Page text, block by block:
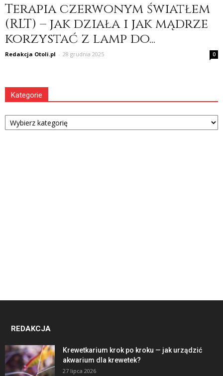
Terapia czerwonym światłem
(RLT) – jak działa i jak mądrze
korzystać z lamp do...
Redakcja Otoli.pl - 28 grudnia 2025 0
Kategorie
Kategorie
REDAKCJA
Krewetkarium krok po kroku — jak urządzić
akwarium dla krewetek?
27 lipca 2026